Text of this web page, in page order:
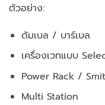
ตัวอย่าง:
ดัมเบล / บาร์เบล
เครื่องเวทแบบ
Power Rack /
Multi Station